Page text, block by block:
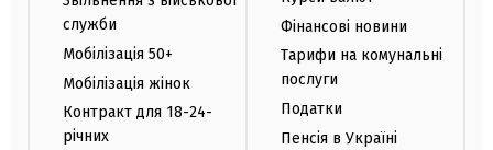
служби
Мобілізація 50+
Мобілізація жінок
Контракт для 18-24-
річних
Фінансові новини
Тарифи на комунальні
послуги
Податки
Пенсія в Україні